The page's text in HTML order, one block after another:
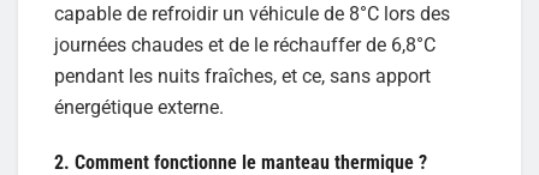
capable de refroidir un véhicule de 8°C lors des
journées chaudes et de le réchauffer de 6,8°C
pendant les nuits fraîches, et ce, sans apport
énergétique externe.
2. Comment fonctionne le manteau thermique ?